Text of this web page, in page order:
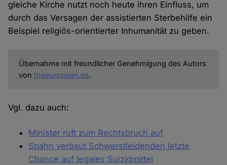
gleiche Kirche nutzt noch heute ihren Einfluss, um
durch das Versagen der assistierten Sterbehilfe ein
Beispiel religiös-orientierter Inhumanität zu geben.
Übernahme mit freundlicher Genehmigung des Autors
von theeuropean.de.
Vgl. dazu auch:
Minister ruft zum Rechtsbruch auf
Spahn verbaut Schwerstleidenden letzte
Chance auf legales Suizidmittel